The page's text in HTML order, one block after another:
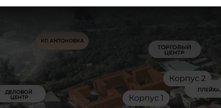
Корпус 1
Корпус 2